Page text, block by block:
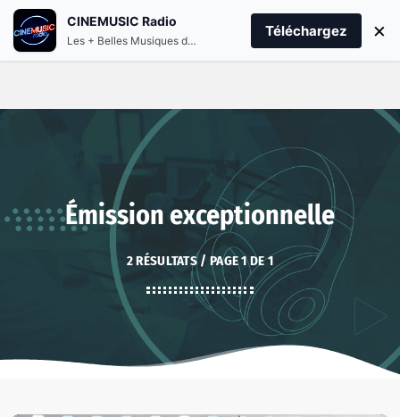
play_arrow PLAY CINEMUSIC
Émission exceptionnelle
2 RÉSULTATS / PAGE 1 DE 1
CINEMUSIC Radio
Les + Belles Musiques de Films et Séries
Téléchargez ×